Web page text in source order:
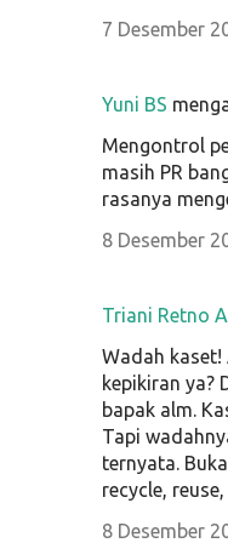
7 Desember
Yuni BS
Mengontrol
masih PR
rasanya
8 Desember
Triani Retno A
Wadah kaset!
kepikiran ya?
bapak alm.
Tapi
ternyata.
recycle,
8 Desember